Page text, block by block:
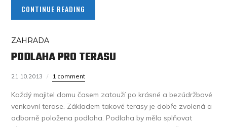
CONTINUE READING
ZAHRADA
PODLAHA PRO TERASU
21.10.2013 1 comment
Každý majitel domu časem zatouží po krásné a bezúdržbové
venkovní terase. Základem takové terasy je dobře zvolená a
odborně položena podlaha. Podlaha by měla splňovat